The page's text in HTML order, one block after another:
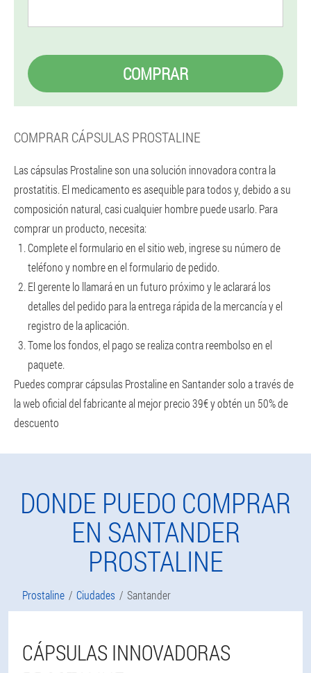
COMPRAR
COMPRAR CÁPSULAS PROSTALINE
Las cápsulas Prostaline son una solución innovadora contra la
prostatitis. El medicamento es asequible para todos y, debido a su
composición natural, casi cualquier hombre puede usarlo. Para
comprar un producto, necesita:
Complete el formulario en el sitio web, ingrese su número de
teléfono y nombre en el formulario de pedido.
El gerente lo llamará en un futuro próximo y le aclarará los
detalles del pedido para la entrega rápida de la mercancía y el
registro de la aplicación.
Tome los fondos, el pago se realiza contra reembolso en el
paquete.
Puedes comprar cápsulas Prostaline en Santander solo a través de
la web oficial del fabricante al mejor precio 39€ y obtén un 50% de
descuento
DONDE PUEDO COMPRAR
EN SANTANDER
PROSTALINE
Prostaline Ciudades Santander
CÁPSULAS INNOVADORAS